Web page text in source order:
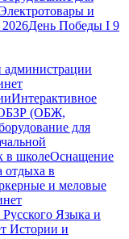
и
День Победы I 9
администрации
Интерактивное
(ОБЖ,
для
в школеОснащение
отдыха в
и меловые
Языка и
Истории и